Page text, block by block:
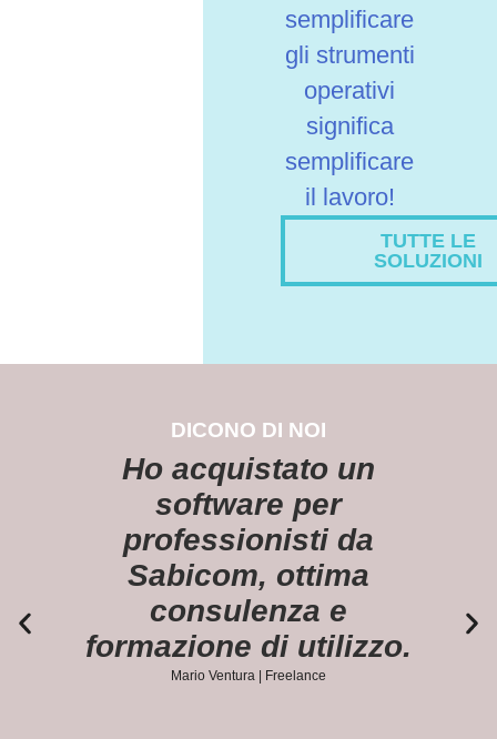
semplificare
gli strumenti
operativi
significa
semplificare
il lavoro!
TUTTE LE
SOLUZIONI
DICONO DI NOI
Ho acquistato un
software per
professionisti da
Sabicom, ottima
consulenza e
formazione di utilizzo.
Mario Ventura | Freelance